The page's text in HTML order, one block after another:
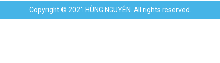
Copyright © 2021 HÙNG NGUYÊN. All rights reserved.